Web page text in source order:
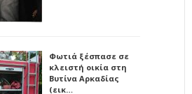
Φωτιά ξέσπασε σε
κλειστή οικία στη
Βυτίνα Αρκαδίας
(εικ…